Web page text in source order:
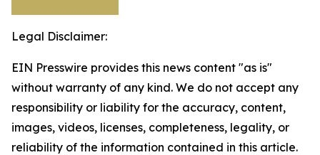
Legal Disclaimer:
EIN Presswire provides this news content "as is"
without warranty of any kind. We do not accept any
responsibility or liability for the accuracy, content,
images, videos, licenses, completeness, legality, or
reliability of the information contained in this article.